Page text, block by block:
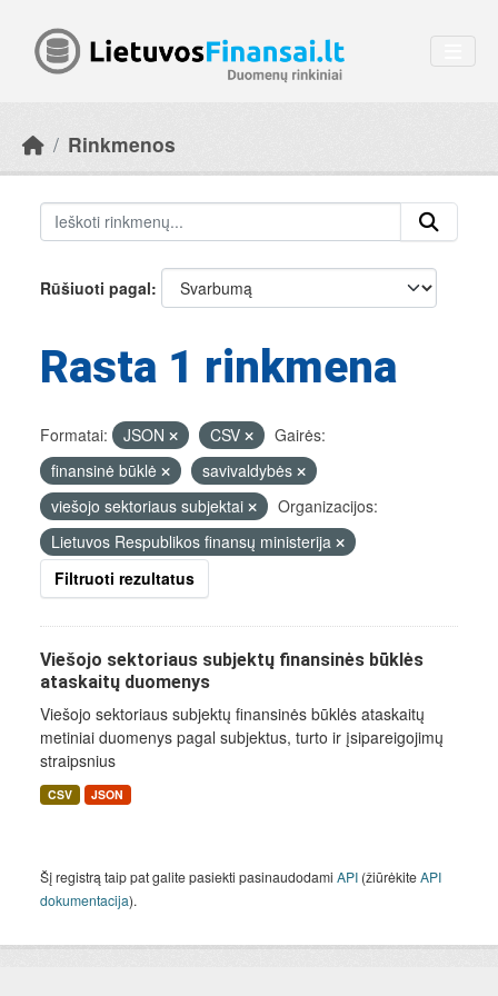
Rinkmenos
Rūšiuoti pagal
Rasta 1 rinkmena
Formatai: JSON CSV
Gairės:
finansinė būklė
savivaldybės
viešojo sektoriaus subjektai
Organizacijos:
Lietuvos Respublikos finansų ministerija
Filtruoti rezultatus
Viešojo sektoriaus subjektų finansinės būklės
ataskaitų duomenys
Viešojo sektoriaus subjektų finansinės būklės ataskaitų
metiniai duomenys pagal subjektus, turto ir įsipareigojimų
straipsnius
CSV JSON
Šį registrą taip pat galite pasiekti pasinaudodami API (žiūrėkiteAPI
dokumentacija).